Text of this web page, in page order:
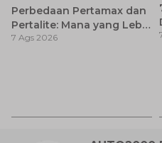
Perbedaan Pertamax dan
Pertalite: Mana yang Lebih
Baik untuk Mobil Toyota
7 Ags 2026